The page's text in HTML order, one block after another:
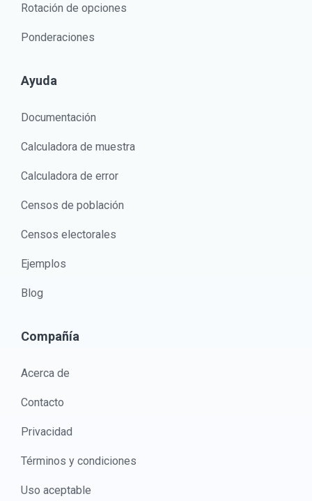
Rotación de opciones
Ponderaciones
Ayuda
Documentación
Calculadora de muestra
Calculadora de error
Censos de población
Censos electorales
Ejemplos
Blog
Compañía
Acerca de
Contacto
Privacidad
Términos y condiciones
Uso aceptable